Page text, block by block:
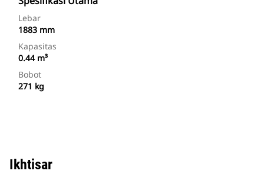
Lebar
1883 mm
Kapasitas
0.44 m³
Bobot
271 kg
Ikhtisar